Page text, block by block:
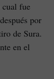
cual fue
por
de Sura.
en el